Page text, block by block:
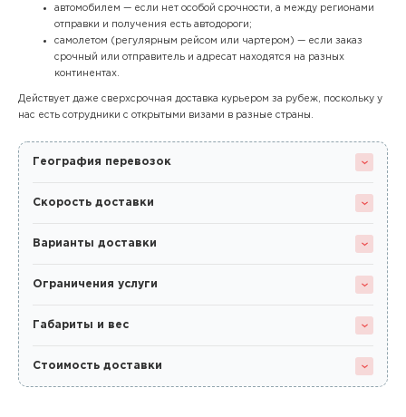
автомобилем — если нет особой срочности, а между регионами
отправки и получения есть автодороги;
самолетом (регулярным рейсом или чартером) — если заказ
срочный или отправитель и адресат находятся на разных
континентах.
Действует даже сверхсрочная доставка курьером за рубеж, поскольку у
нас есть сотрудники с открытыми визами в разные страны.
География перевозок
Скорость доставки
Варианты доставки
Ограничения услуги
Габариты и вес
Стоимость доставки